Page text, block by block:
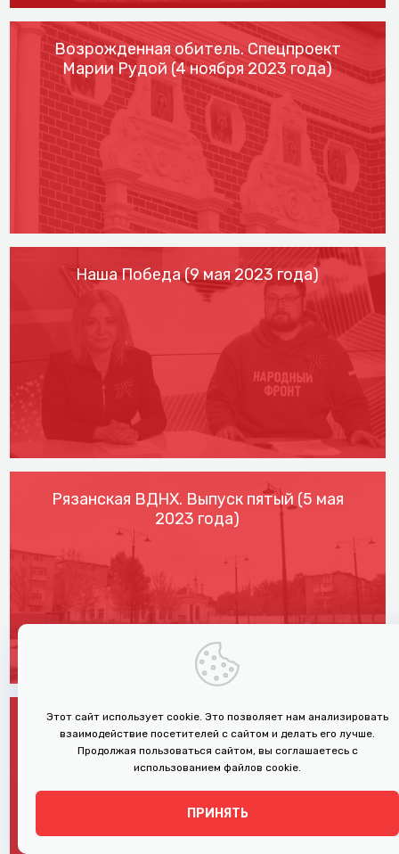
Возрожденная обитель. Спецпроект
Марии Рудой (4 ноября 2023 года)
Наша Победа (9 мая 2023 года)
Рязанская ВДНХ. Выпуск пятый (5 мая
2023 года)
Рязанская ВДНХ. Выпуск четвертый (28
апреля 2023 года)
Этот сайт использует cookie. Это позволяет нам анализировать
взаимодействие посетителей с сайтом и делать его лучше.
Продолжая пользоваться сайтом, вы соглашаетесь с
использованием файлов cookie.
ПРИНЯТЬ